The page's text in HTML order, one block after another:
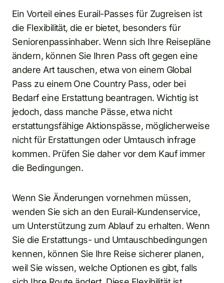
Ein Vorteil eines Eurail-Passes für Zugreisen ist
die Flexibilität, die er bietet, besonders für
Seniorenpassinhaber. Wenn sich Ihre Reisepläne
ändern, können Sie Ihren Pass oft gegen eine
andere Art tauschen, etwa von einem Global
Pass zu einem One Country Pass, oder bei
Bedarf eine Erstattung beantragen. Wichtig ist
jedoch, dass manche Pässe, etwa nicht
erstattungsfähige Aktionspässe, möglicherweise
nicht für Erstattungen oder Umtausch infrage
kommen. Prüfen Sie daher vor dem Kauf immer
die Bedingungen.
Wenn Sie Änderungen vornehmen müssen,
wenden Sie sich an den Eurail-Kundenservice,
um Unterstützung zum Ablauf zu erhalten. Wenn
Sie die Erstattungs- und Umtauschbedingungen
kennen, können Sie Ihre Reise sicherer planen,
weil Sie wissen, welche Optionen es gibt, falls